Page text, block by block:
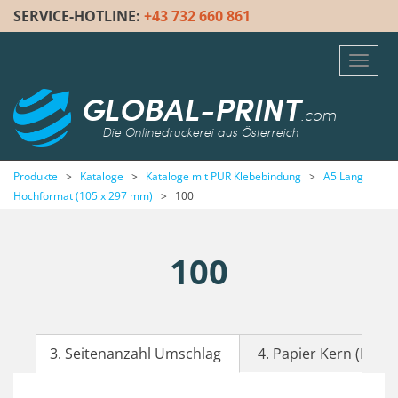
SERVICE-HOTLINE: +43 732 660 861
GLOBAL-PRINT.com
Die Onlinedruckerei aus Österreich
Produkte > Kataloge > Kataloge mit PUR Klebebindung > A5 Lang
Hochformat (105 x 297 mm) > 100
100
3. Seitenanzahl Umschlag 4. Papier Kern